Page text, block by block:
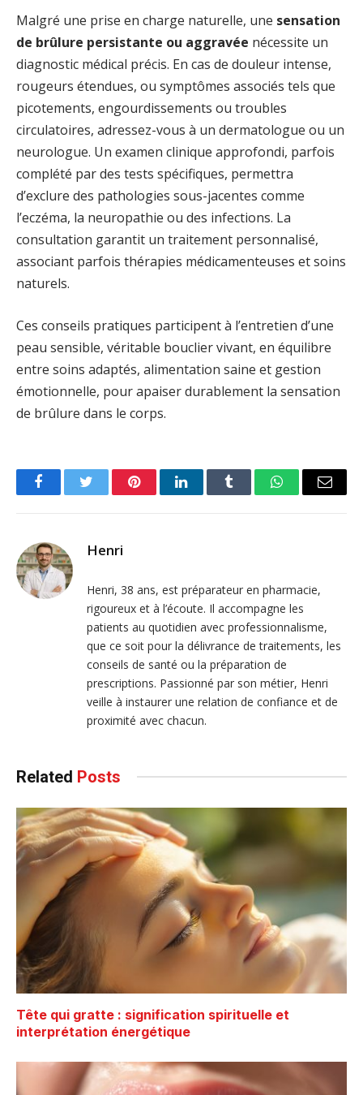
Malgré une prise en charge naturelle, une sensation
de brûlure persistante ou aggravée nécessite un
diagnostic médical précis. En cas de douleur intense,
rougeurs étendues, ou symptômes associés tels que
picotements, engourdissements ou troubles
circulatoires, adressez-vous à un dermatologue ou un
neurologue. Un examen clinique approfondi, parfois
complété par des tests spécifiques, permettra
d’exclure des pathologies sous-jacentes comme
l’eczéma, la neuropathie ou des infections. La
consultation garantit un traitement personnalisé,
associant parfois thérapies médicamenteuses et soins
naturels.
Ces conseils pratiques participent à l’entretien d’une
peau sensible, véritable bouclier vivant, en équilibre
entre soins adaptés, alimentation saine et gestion
émotionnelle, pour apaiser durablement la sensation
de brûlure dans le corps.
FacebookTwitter PinterestLinkedInTumblr WhatsAppEmail
Henri
Henri, 38 ans, est préparateur en pharmacie,
rigoureux et à l’écoute. Il accompagne les
patients au quotidien avec professionnalisme,
que ce soit pour la délivrance de traitements, les
conseils de santé ou la préparation de
prescriptions. Passionné par son métier, Henri
veille à instaurer une relation de confiance et de
proximité avec chacun.
Related Posts
Tête qui gratte : signification spirituelle et
interprétation énergétique